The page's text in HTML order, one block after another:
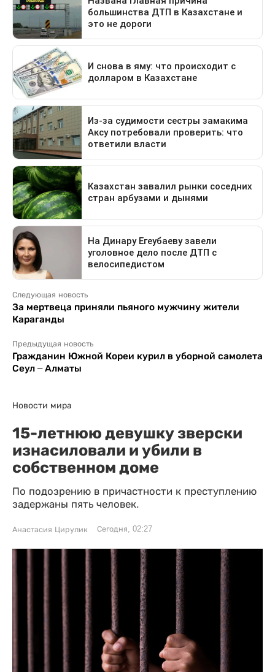
Следующая новость
За мертвеца приняли пьяного мужчину жители
Караганды
Предыдущая новость
Гражданин Южной Кореи курил в уборной самолета
Сеул – Алматы
Новости мира
15-летнюю девушку зверски
изнасиловали и убили в
собственном доме
По подозрению в причастности к преступлению
задержаны пять человек.
Анастасия Цирулик Сегодня, 02:27